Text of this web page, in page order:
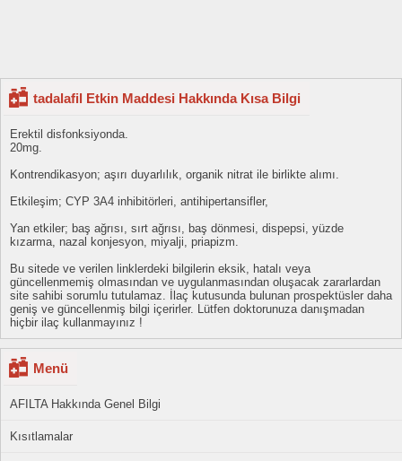
tadalafil Etkin Maddesi Hakkında Kısa Bilgi
Erektil disfonksiyonda.
20mg.
Kontrendikasyon; aşırı duyarlılık, organik nitrat ile birlikte alımı.
Etkileşim; CYP 3A4 inhibitörleri, antihipertansifler,
Yan etkiler; baş ağrısı, sırt ağrısı, baş dönmesi, dispepsi, yüzde
kızarma, nazal konjesyon, miyalji, priapizm.
Bu sitede ve verilen linklerdeki bilgilerin eksik, hatalı veya
güncellenmemiş olmasından ve uygulanmasından oluşacak zararlardan
site sahibi sorumlu tutulamaz. İlaç kutusunda bulunan prospektüsler daha
geniş ve güncellenmiş bilgi içerirler. Lütfen doktorunuza danışmadan
hiçbir ilaç kullanmayınız !
Menü
AFILTA Hakkında Genel Bilgi
Kısıtlamalar